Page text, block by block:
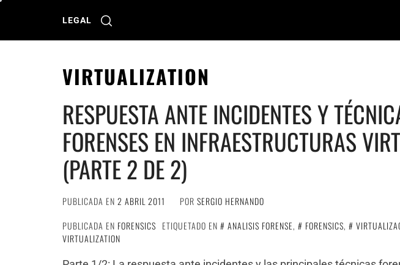
LEGAL
VIRTUALIZATION
RESPUESTA ANTE INCIDENTES Y
FORENSES EN INFRAESTRUCTURAS
(PARTE 2 DE 2)
PUBLICADA EN 2 ABRIL 2011 POR SERGIO HERNANDO
PUBLICADA EN FORENSICS ETIQUETADO EN ANALISIS FORENSE, FORENSICS,
VIRTUALIZATION